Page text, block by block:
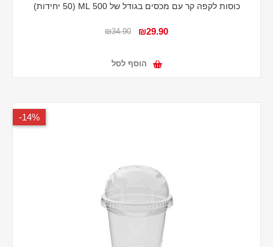
כוסות לקפה קר עם מכסים בגודל של 500 ML (50 יחידות)
₪29.90
₪34.90
הוסף לסל
14%-